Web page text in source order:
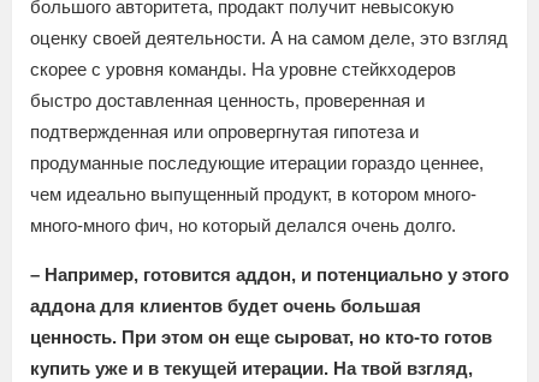
большого авторитета, продакт получит невысокую
оценку своей деятельности. А на самом деле, это взгляд
скорее с уровня команды. На уровне стейкходеров
быстро доставленная ценность, проверенная и
подтвержденная или опровергнутая гипотеза и
продуманные последующие итерации гораздо ценнее,
чем идеально выпущенный продукт, в котором много-
много-много фич, но который делался очень долго.
– Например, готовится аддон, и потенциально у этого
аддона для клиентов будет очень большая
ценность. При этом он еще сыроват, но кто-то готов
купить уже и в текущей итерации. На твой взгляд,